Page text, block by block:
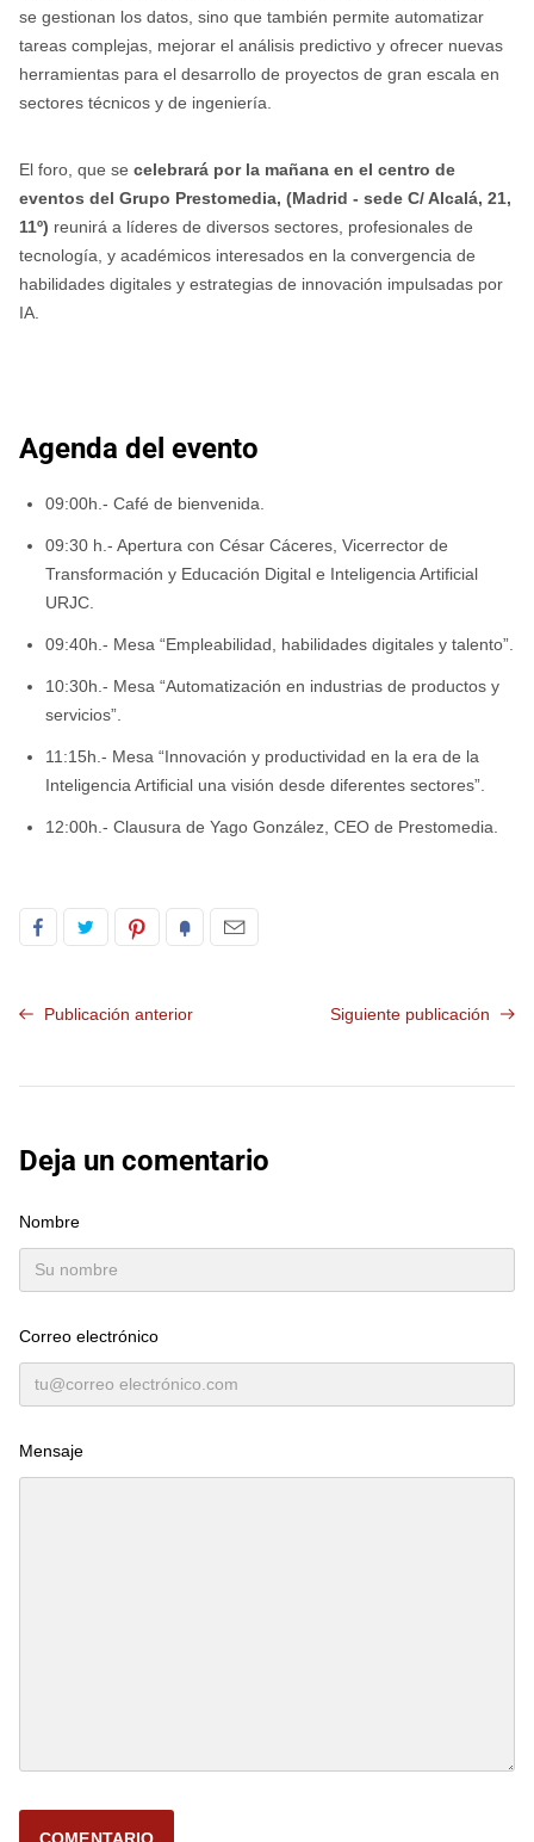
se gestionan los datos, sino que también permite automatizar
tareas complejas, mejorar el análisis predictivo y ofrecer nuevas
herramientas para el desarrollo de proyectos de gran escala en
sectores técnicos y de ingeniería.
El foro, que se celebrará por la mañana en el centro de
eventos del Grupo Prestomedia, (Madrid - sede C/ Alcalá, 21,
11º) reunirá a líderes de diversos sectores, profesionales de
tecnología, y académicos interesados en la convergencia de
habilidades digitales y estrategias de innovación impulsadas por
IA.
Agenda del evento
09:00h.- Café de bienvenida.
09:30 h.- Apertura con César Cáceres, Vicerrector de
Transformación y Educación Digital e Inteligencia Artificial
URJC.
09:40h.- Mesa “Empleabilidad, habilidades digitales y talento”.
10:30h.- Mesa “Automatización en industrias de productos y
servicios”.
11:15h.- Mesa “Innovación y productividad en la era de la
Inteligencia Artificial una visión desde diferentes sectores”.
12:00h.- Clausura de Yago González, CEO de Prestomedia.
Publicación anterior Siguiente publicación
Deja un comentario
Nombre
Correo electrónico
Mensaje